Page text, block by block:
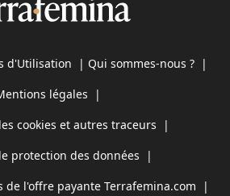
d'Utilisation | Qui sommes-nous ? |
légales |
cookies et autres traceurs |
protection des données |
de l'offre payante Terrafemina.com |